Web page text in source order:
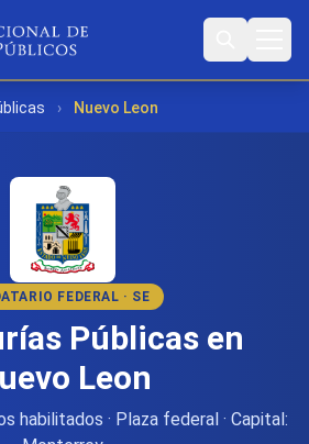
› Nuevo Leon
FEDERAL · SE
Públicas en
Leon
habilitados · Plaza federal · Capital: